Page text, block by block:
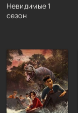
Невидимые 1
сезон